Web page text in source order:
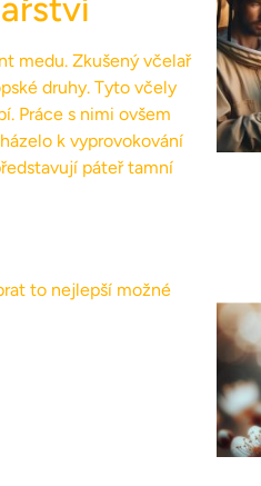
medu. Zkušený včelař
druhy. Tyto včely
Práce s nimi ovšem
k vyprovokování
páteř tamní
to nejlepší možné